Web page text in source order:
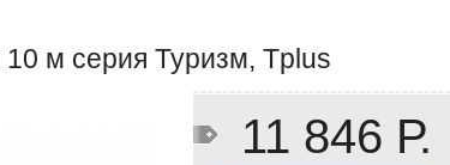
м серия Туризм, Tplus
11 846 Р.